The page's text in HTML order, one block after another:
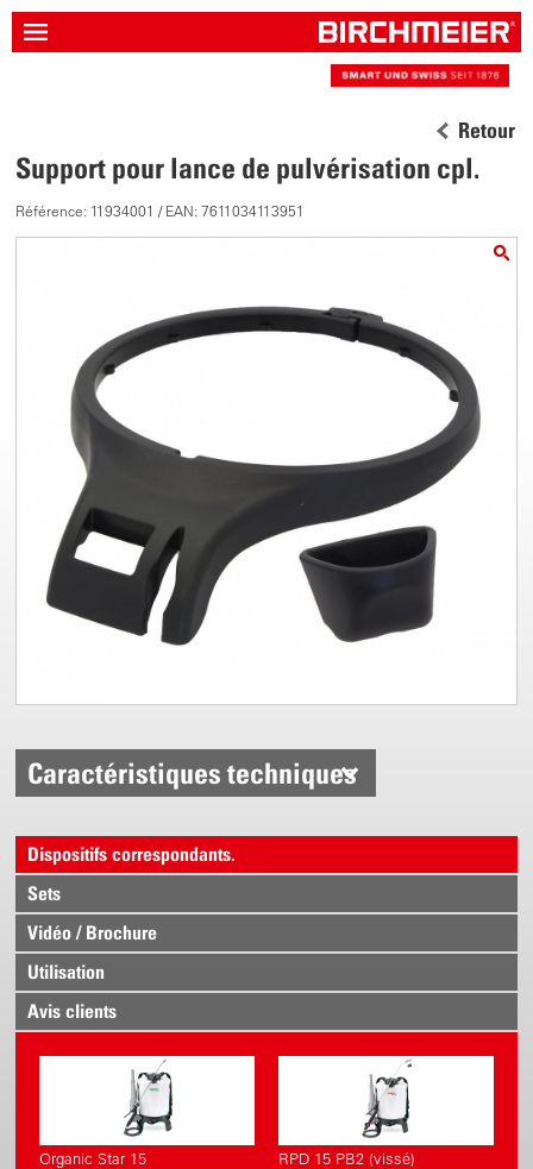
Retour
Support pour lance de pulvérisation cpl.
Référence: 11934001 / EAN: 7611034113951
Caractéristiques techniques
Dispositifs correspondants.
Sets
Vidéo / Brochure
Utilisation
Avis clients
Organic Star 15
RPD 15 PB2 (vissé)